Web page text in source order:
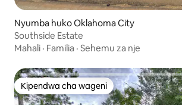
Nyumba huko Oklahoma City
Southside Estate
Mahali · Familia · Sehemu za nje
Kipendwa cha wageni
Kipendwa cha wageni